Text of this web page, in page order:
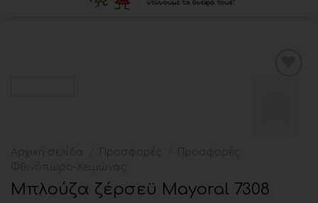
Μπλούζα ζέρσεϋ Mayoral 7308